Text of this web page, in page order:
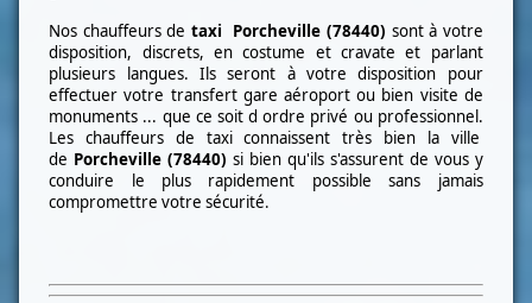
Nos chauffeurs de taxi Porcheville (78440) sont à votre
disposition, discrets, en costume et cravate et parlant
plusieurs langues. Ils seront à votre disposition pour
effectuer votre transfert gare aéroport ou bien visite de
monuments ... que ce soit d ordre privé ou professionnel.
Les chauffeurs de taxi connaissent très bien la ville
de Porcheville (78440)si bien qu'ils s'assurent de vous y
conduire le plus rapidement possible sans jamais
compromettre votre sécurité.